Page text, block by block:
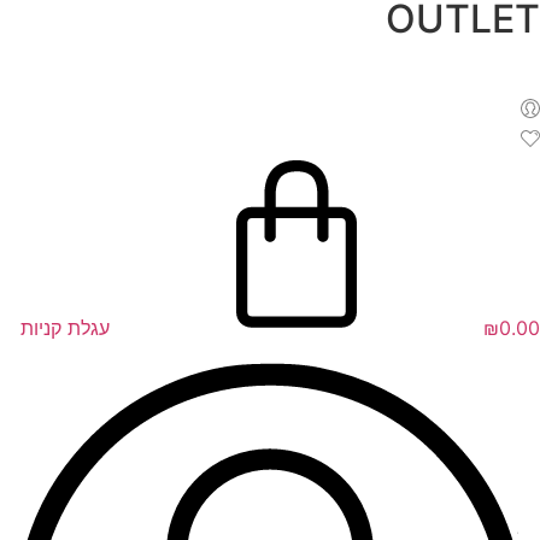
דלג
OUTLET
₪0.00 עגלת קניות